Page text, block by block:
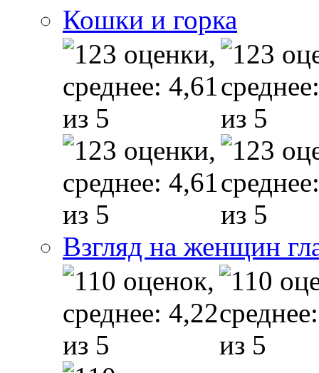
Кошки и горка
Взгляд на женщин